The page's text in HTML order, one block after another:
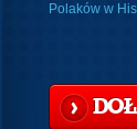
Polaków w